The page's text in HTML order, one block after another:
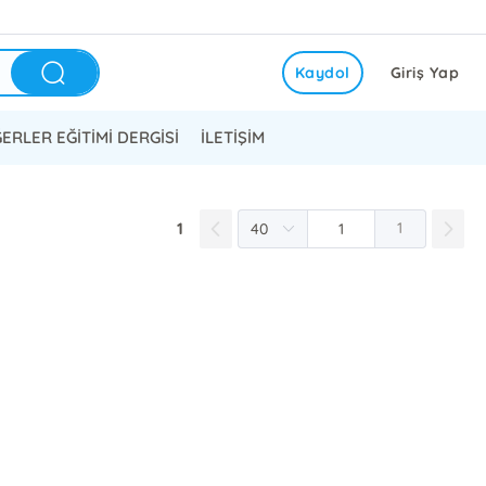
Giriş Yap
Kaydol
EĞİTİMİ DERGİSİ İLETİŞİM
1 1